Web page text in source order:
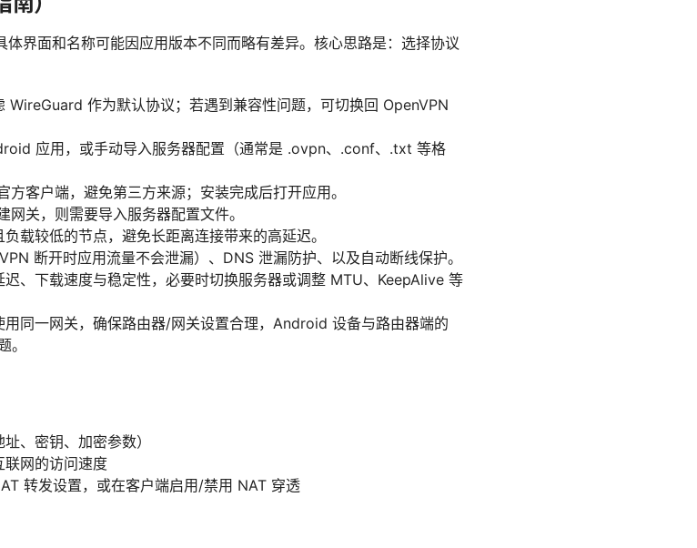
界面和名称可能因应用版本不同而略有差异。核心思路是：选择协议
WireGuard 作为默认协议；若遇到兼容性问题，可切换回 OpenVPN
应用，或手动导入服务器配置（通常是 .ovpn、.conf、.txt 等格
客户端，避免第三方来源；安装完成后打开应用。
关，则需要导入服务器配置文件。
载较低的节点，避免长距离连接带来的高延迟。
断开时应用流量不会泄漏）、DNS 泄漏防护、以及自动断线保护。
、下载速度与稳定性，必要时切换服务器或调整 MTU、KeepAlive 等
同一网关，确保路由器/网关设置合理，Android 设备与路由器端的
。
、密钥、加密参数）
联网的访问速度
转发设置，或在客户端启用/禁用 NAT 穿透